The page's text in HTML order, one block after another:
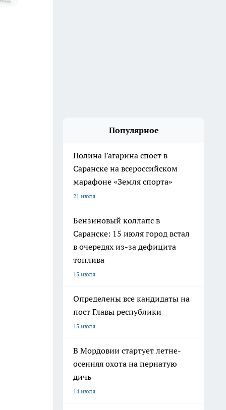
Популярное
Полина Гагарина споет в
Саранске на всероссийском
марафоне «Земля спорта»
21 июля
Бензиновый коллапс в
Саранске: 15 июля город встал
в очередях из-за дефицита
топлива
15 июля
Определены все кандидаты на
пост Главы республики
15 июля
В Мордовии стартует летне-
осенняя охота на пернатую
дичь
14 июля